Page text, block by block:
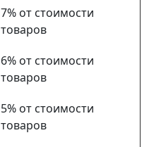
7% от стоимости
товаров
6% от стоимости
товаров
5% от стоимости
товаров